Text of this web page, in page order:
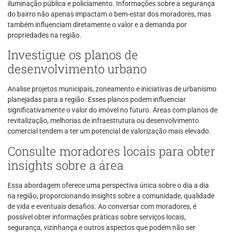
iluminação pública e policiamento. Informações sobre a segurança
do bairro não apenas impactam o bem-estar dos moradores, mas
também influenciam diretamente o valor e a demanda por
propriedades na região.
Investigue os planos de
desenvolvimento urbano
Analise projetos municipais, zoneamento e iniciativas de urbanismo
planejadas para a região. Esses planos podem influenciar
significativamente o valor do imóvel no futuro. Áreas com planos de
revitalização, melhorias de infraestrutura ou desenvolvimento
comercial tendem a ter um potencial de valorização mais elevado.
Consulte moradores locais para obter
insights sobre a área
Essa abordagem oferece uma perspectiva única sobre o dia a dia
na região, proporcionando insights sobre a comunidade, qualidade
de vida e eventuais desafios. Ao conversar com moradores, é
possível obter informações práticas sobre serviços locais,
segurança, vizinhança e outros aspectos que podem não ser